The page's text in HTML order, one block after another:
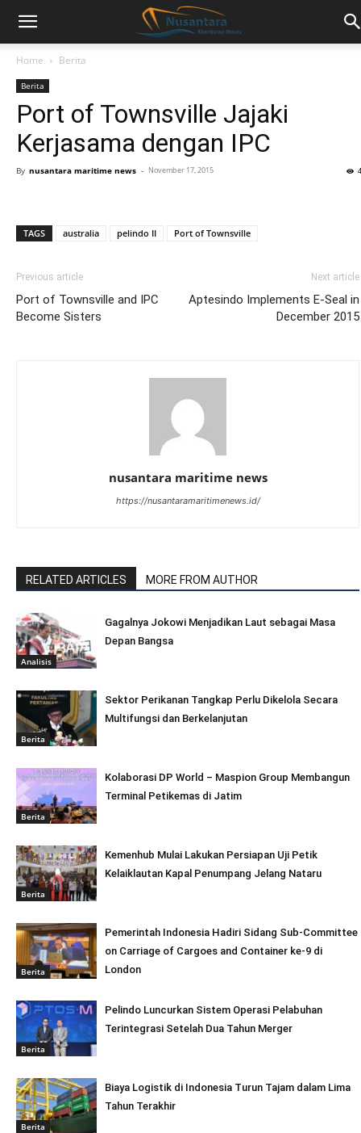
Home Berita
Berita
Port of Townsville Jajaki
Kerjasama dengan IPC
By nusantara maritime news - November 17, 2015
TAGS australia pelindo II Port of Townsville
Previous article
Port of Townsville and IPC
Become Sisters
Next article
Aptesindo Implements E-Seal in
December 2015
nusantara maritime news
https://nusantaramaritimenews.id/
RELATED ARTICLES MORE FROM AUTHOR
Analisis
Gagalnya Jokowi Menjadikan Laut sebagai Masa
Depan Bangsa
Berita
Sektor Perikanan Tangkap Perlu Dikelola Secara
Multifungsi dan Berkelanjutan
Berita
Kolaborasi DP World – Maspion Group Membangun
Terminal Petikemas di Jatim
Berita
Kemenhub Mulai Lakukan Persiapan Uji Petik
Kelaiklautan Kapal Penumpang Jelang Nataru
Berita
Pemerintah Indonesia Hadiri Sidang Sub-Committee
on Carriage of Cargoes and Container ke-9 di
London
Berita
Pelindo Luncurkan Sistem Operasi Pelabuhan
Terintegrasi Setelah Dua Tahun Merger
Berita
Biaya Logistik di Indonesia Turun Tajam dalam Lima
Tahun Terakhir